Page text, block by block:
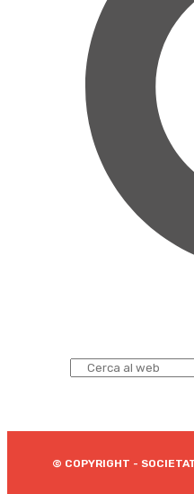
© COPYRIGHT -